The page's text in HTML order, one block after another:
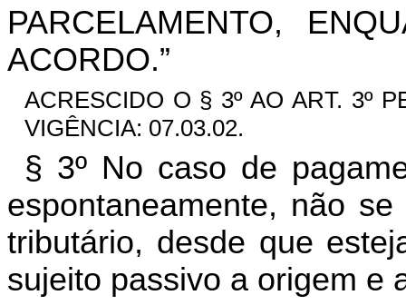
PARCELAMENTO,
ACORDO.”
ACRESCIDO O § 3º AO ART. 3º
VIGÊNCIA: 07.03.02.
§ 3º No caso de
espontaneamente, não
tributário, desde que
sujeito passivo a origem e